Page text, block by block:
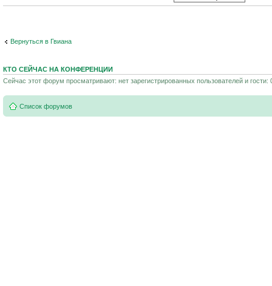
Вернуться в Гвиана
КТО СЕЙЧАС НА КОНФЕРЕНЦИИ
Сейчас этот форум просматривают: нет зарегистрированных пользователей и гости:
Список форумов